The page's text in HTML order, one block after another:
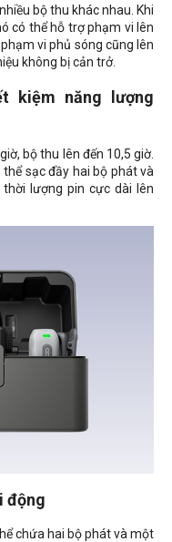
bộ thu khác nhau. Khi
có thể hỗ trợ phạm vi lên
vi phủ sóng cũng lên
không bị cản trở.
kiệm năng lượng
bộ thu lên đến 10,5 giờ.
sạc đầy hai bộ phát và
lượng pin cực dài lên
động
chứa hai bộ phát và một